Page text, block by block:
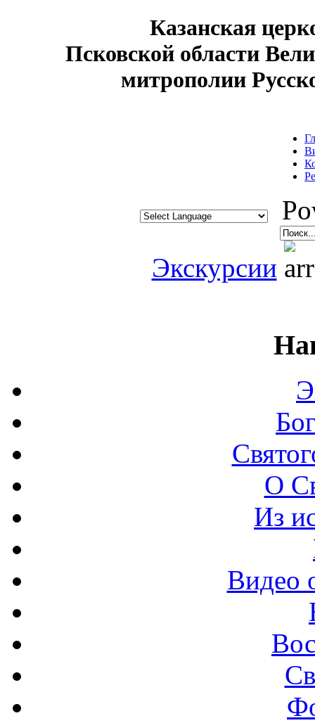
Казанская
Псковской области
митрополии
Экскурсии
О
Из
Видео